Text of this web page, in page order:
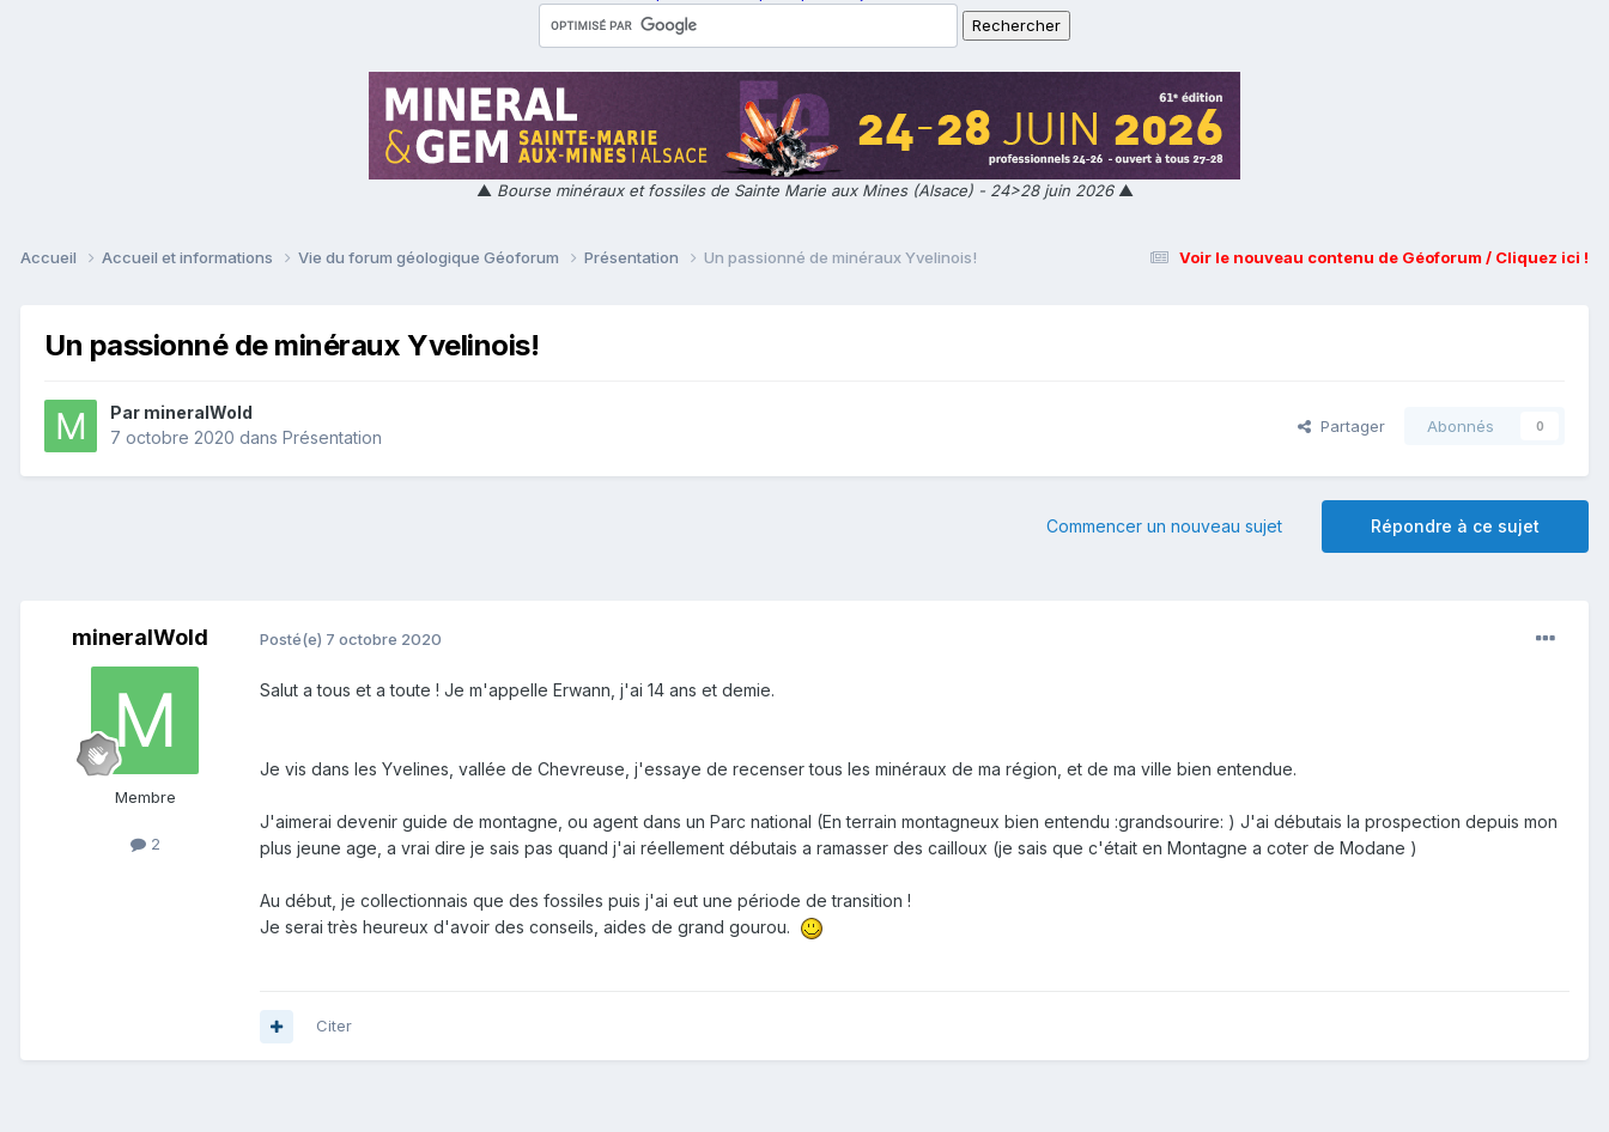
▲ Bourse minéraux et fossiles de Sainte Marie aux Mines (Alsace) - 24>28 juin 2026▲
Voir le nouveau contenu de Géoforum / Cliquez ici !
Accueil Accueil et informations Vie du forum géologique Géoforum Présentation Un passionné de minéraux Yvelinois!
Un passionné de minéraux Yvelinois!
Par mineralWold
7 octobre 2020 dans Présentation
Partager Abonnés 0
Répondre à ce sujet
Commencer un nouveau sujet
mineralWold
Membre
2
Posté(e) 7 octobre 2020
Salut a tous et a toute ! Je m'appelle Erwann, j'ai 14 ans et demie.
Je vis dans les Yvelines, vallée de Chevreuse , j'essaye de recenser tous les minéraux de ma région, et de ma ville bien entendue.
J'aimerai devenir guide de montagne, ou agent dans un Parc national (En terrain montagneux bien entendu :grandsourire: ) J'ai débutais la prospection depuis mon
plus jeune age , a vrai dire je sais pas quand j'ai réellement débutais a ramasser des cailloux (je sais que c'était en Montagne a coter de Modane )
Au début, je collectionnais que des fossiles puis j'ai eut une période de transition !
Je serai très heureux d'avoir des conseils, aides de grand gourou.
Citer